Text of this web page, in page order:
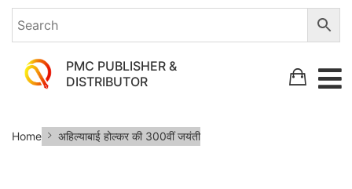
PMC PUBLISHER &
DISTRIBUTOR
अहिल्याबाई
होल्कर
Home अहिल्याबाई होल्कर की 300वीं जयंती